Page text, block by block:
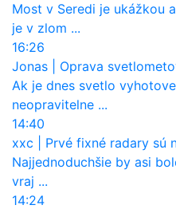
Most v Seredi je ukážkou
je v zlom ...
16:26
Jonas
Oprava svetlometov by mala byť
Ak je dnes svetlo
neopravitelne ...
14:40
xxc
Prvé fixné radary sú na
Najjednoduchšie by asi
vraj ...
14:24